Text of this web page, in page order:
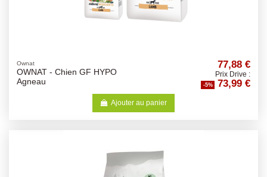
Ownat
OWNAT - Chien GF HYPO
Agneau
77,88 €
Prix Drive :
-5% 73,99 €
Ajouter au panier